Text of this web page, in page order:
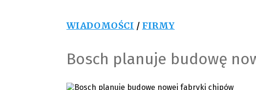
WIADOMOŚCI / FIRMY
Bosch planuje budowę